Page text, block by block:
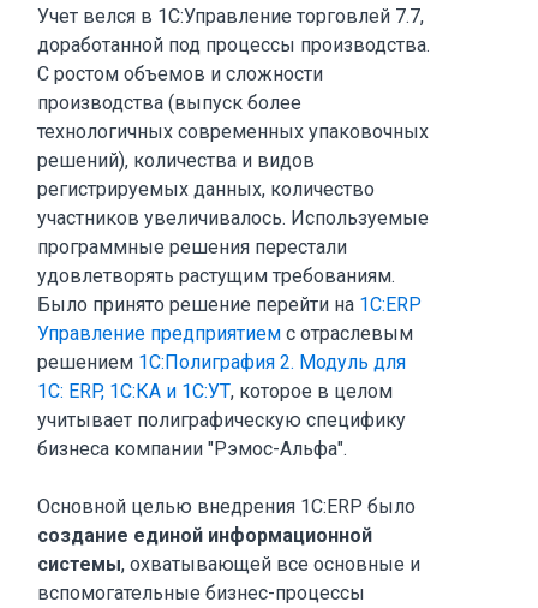
Учет велся в 1С:Управление торговлей 7.7,
доработанной под процессы производства.
С ростом объемов и сложности
производства (выпуск более
технологичных современных упаковочных
решений), количества и видов
регистрируемых данных, количество
участников увеличивалось. Используемые
программные решения перестали
удовлетворять растущим требованиям.
Было принято решение перейти на 1С:ERP
Управление предприятием с отраслевым
решением 1С:Полиграфия 2. Модуль для
1С: ERP, 1С:КА и 1С:УТ, которое в целом
учитывает полиграфическую специфику
бизнеса компании "Рэмос-Альфа".
Основной целью внедрения 1С:ERP было
создание единой информационной
системы, охватывающей все основные и
вспомогательные бизнес-процессы